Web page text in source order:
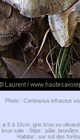
Photo : Cortinarius infractus
ø 5 à 10cm, gris brun ou
brun sale - Stipe : pâle,
Habitat : sur sol des